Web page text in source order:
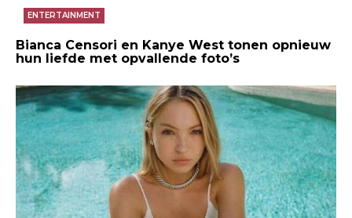
ENTERTAINMENT
Bianca Censori en Kanye West tonen opnieuw
hun liefde met opvallende foto’s